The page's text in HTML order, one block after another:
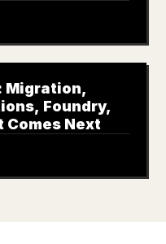
Migration,
Foundry,
Comes Next